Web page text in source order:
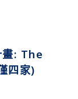
畫: The
四家)